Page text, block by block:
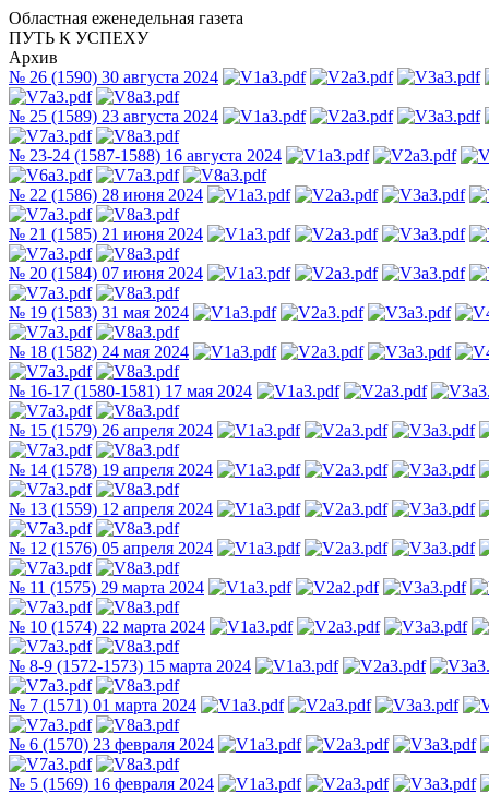
Областная еженедельная газета
ПУТЬ К УСПЕХУ
Архив
№ 26 (1590) 30 августа 2024
№ 25 (1589) 23 августа 2024
№ 23-24 (1587-1588) 16 августа 2024
№ 22 (1586) 28 июня 2024
№ 21 (1585) 21 июня 2024
№ 20 (1584) 07 июня 2024
№ 19 (1583) 31 мая 2024
№ 18 (1582) 24 мая 2024
№ 16-17 (1580-1581) 17 мая 2024
№ 15 (1579) 26 апреля 2024
№ 14 (1578) 19 апреля 2024
№ 13 (1559) 12 апреля 2024
№ 12 (1576) 05 апреля 2024
№ 11 (1575) 29 марта 2024
№ 10 (1574) 22 марта 2024
№ 8-9 (1572-1573) 15 марта 2024
№ 7 (1571) 01 марта 2024
№ 6 (1570) 23 февраля 2024
№ 5 (1569) 16 февраля 2024